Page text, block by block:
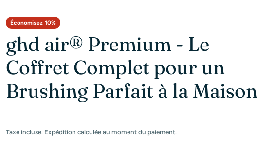
Ouvrir le média 1 en mode modal
Économisez 10%
ghd air® Premium - Le
Coffret Complet pour un
Brushing Parfait à la Maison
Taxe incluse. Expédition calculée au moment du paiement.